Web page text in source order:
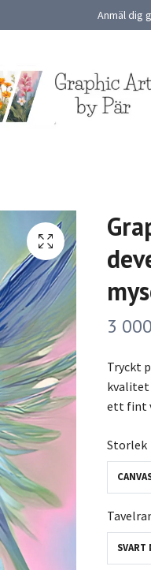
Anmäl dig
3
Tryckt
kvalitet
ett fint
Storlek
SVART